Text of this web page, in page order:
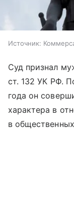
Источник:
Суд признал
ст. 132 УК РФ.
года он
характера в
в